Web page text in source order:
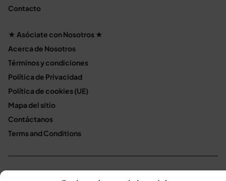
Contacto
★ Asóciate con Nosotros ★
Acerca de Nosotros
Términos y condiciones
Política de Privacidad
Política de cookies (UE)
Mapa del sitio
Contáctanos
Terms and Conditions